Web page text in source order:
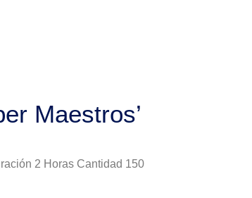
Maestros’
2 Horas Cantidad 150